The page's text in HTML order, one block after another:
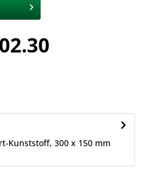
Kunststoff, 300 x 150 mm